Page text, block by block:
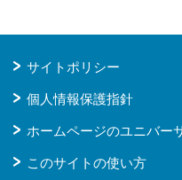
サイトポリシー
個人情報保護指針
ホームページのユニバー
このサイトの使い方